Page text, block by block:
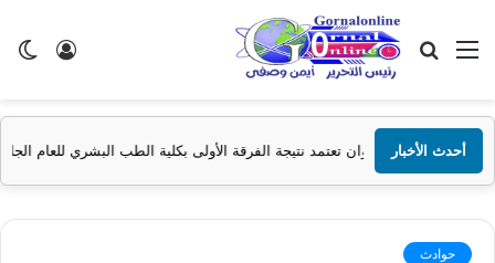
تسجيل
القائمة بحث
عن
أحدث الأخبار
أسوان تعتمد نتيجة الفرقة الأولى بكلية الطب البشري للعام الجامعي 2025/2026
حوادث